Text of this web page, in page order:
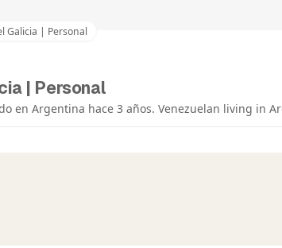
Galicia | Personal
| Personal
en Argentina hace 3 años. Venezuelan living in